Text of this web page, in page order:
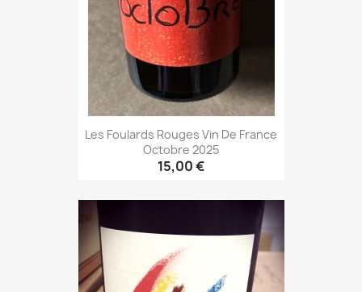
Les Foulards Rouges Vin De France
Octobre 2025
15,00 €